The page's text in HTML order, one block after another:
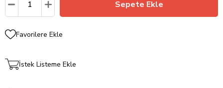
Favorilere Ekle
İstek Listeme Ekle